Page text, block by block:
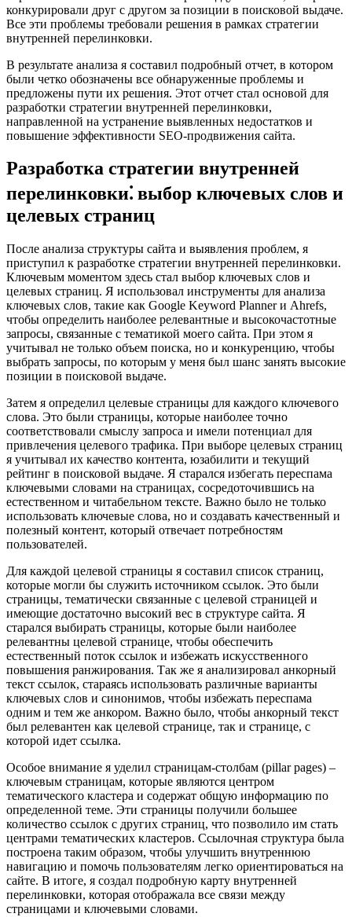
конкурировали друг с другом за позиции в поисковой выдаче.
Все эти проблемы требовали решения в рамках стратегии
внутренней перелинковки.
В результате анализа я составил подробный отчет, в котором
были четко обозначены все обнаруженные проблемы и
предложены пути их решения. Этот отчет стал основой для
разработки стратегии внутренней перелинковки,
направленной на устранение выявленных недостатков и
повышение эффективности SEO-продвижения сайта.
Разработка стратегии внутренней
перелинковки⁚ выбор ключевых слов и
целевых страниц
После анализа структуры сайта и выявления проблем, я
приступил к разработке стратегии внутренней перелинковки.
Ключевым моментом здесь стал выбор ключевых слов и
целевых страниц. Я использовал инструменты для анализа
ключевых слов, такие как Google Keyword Planner и Ahrefs,
чтобы определить наиболее релевантные и высокочастотные
запросы, связанные с тематикой моего сайта. При этом я
учитывал не только объем поиска, но и конкуренцию, чтобы
выбрать запросы, по которым у меня был шанс занять высокие
позиции в поисковой выдаче.
Затем я определил целевые страницы для каждого ключевого
слова. Это были страницы, которые наиболее точно
соответствовали смыслу запроса и имели потенциал для
привлечения целевого трафика. При выборе целевых страниц
я учитывал их качество контента, юзабилити и текущий
рейтинг в поисковой выдаче. Я старался избегать переспама
ключевыми словами на страницах, сосредоточившись на
естественном и читабельном тексте. Важно было не только
использовать ключевые слова, но и создавать качественный и
полезный контент, который отвечает потребностям
пользователей.
Для каждой целевой страницы я составил список страниц,
которые могли бы служить источником ссылок. Это были
страницы, тематически связанные с целевой страницей и
имеющие достаточно высокий вес в структуре сайта. Я
старался выбирать страницы, которые были наиболее
релевантны целевой странице, чтобы обеспечить
естественный поток ссылок и избежать искусственного
повышения ранжирования. Так же я анализировал анкорный
текст ссылок, стараясь использовать различные варианты
ключевых слов и синонимов, чтобы избежать переспама
одним и тем же анкором. Важно было, чтобы анкорный текст
был релевантен как целевой странице, так и странице, с
которой идет ссылка.
Особое внимание я уделил страницам-столбам (pillar pages) –
ключевым страницам, которые являются центром
тематического кластера и содержат общую информацию по
определенной теме. Эти страницы получили большее
количество ссылок с других страниц, что позволило им стать
центрами тематических кластеров. Ссылочная структура была
построена таким образом, чтобы улучшить внутреннюю
навигацию и помочь пользователям легко ориентироваться на
сайте. В итоге, я создал подробную карту внутренней
перелинковки, которая отображала все связи между
страницами и ключевыми словами.